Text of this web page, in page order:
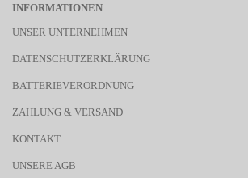
INFORMATIONEN
UNSER UNTERNEHMEN
DATENSCHUTZERKLÄRUNG
BATTERIEVERORDNUNG
ZAHLUNG & VERSAND
KONTAKT
UNSERE AGB